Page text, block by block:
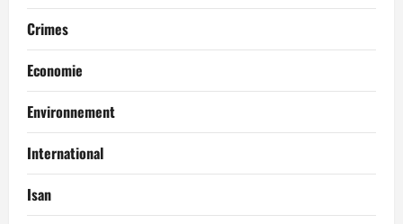
Crimes
Economie
Environnement
International
Isan